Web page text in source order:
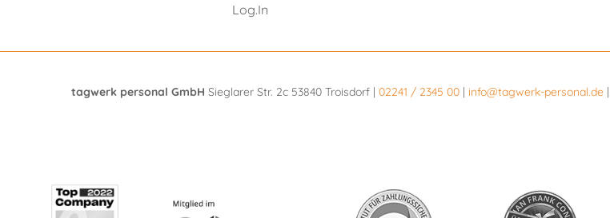
Log.In
tagwerk personal GmbH Sieglarer Str. 2c 53840 Troisdorf | 02241 / 2345 00 info@tagwerk-personal.de